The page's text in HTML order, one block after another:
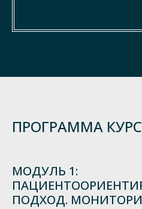
ПРОГРАММА
МОДУЛЬ 1:
ПОДХОД.